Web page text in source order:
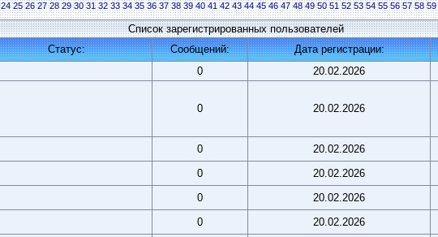
24 25 26 27 28 29 30 31 32 33 34 35 36 37 38 39 40 41 42 43 44 45 46 47 48 49 50 51 52 53 54 55 56 57 58 59
Список зарегистрированных пользователей
Статус: Сообщений: Дата регистрации:
0 20.02.2026
0 20.02.2026
0 20.02.2026
0 20.02.2026
0 20.02.2026
0 20.02.2026